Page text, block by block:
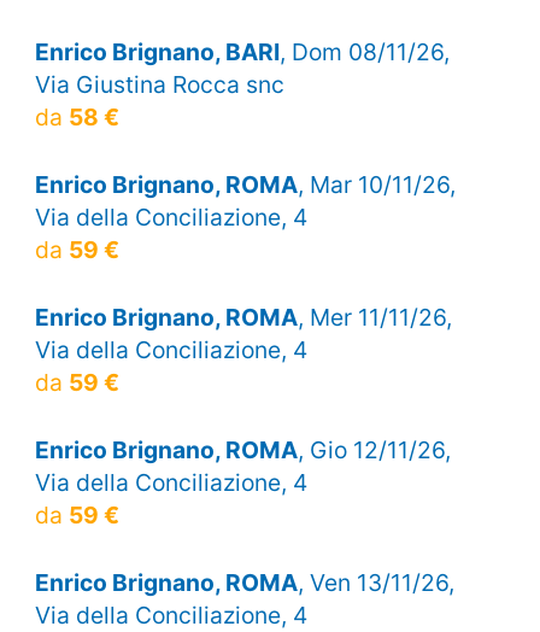
Enrico Brignano, BARI, Dom 08/11/26,
Via Giustina Rocca snc
da 58 €
Enrico Brignano, ROMA, Mar 10/11/26,
Via della Conciliazione, 4
da 59 €
Enrico Brignano, ROMA, Mer 11/11/26,
Via della Conciliazione, 4
da 59 €
Enrico Brignano, ROMA, Gio 12/11/26,
Via della Conciliazione, 4
da 59 €
Enrico Brignano, ROMA, Ven 13/11/26,
Via della Conciliazione, 4